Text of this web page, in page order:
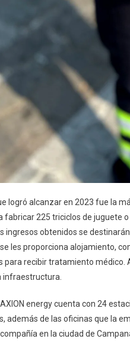
logró alcanzar en 2023 fue la
fabricar 225 triciclos de juguete
ingresos obtenidos se
les proporciona alojamiento,
para recibir tratamiento médico.
infraestructura.
energy cuenta con 24
además de las oficinas que la
en la ciudad de